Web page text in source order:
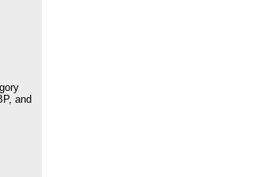
and